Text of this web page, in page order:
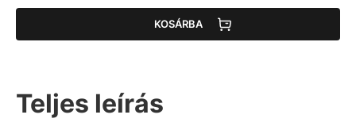
KOSÁRBA
Teljes leírás